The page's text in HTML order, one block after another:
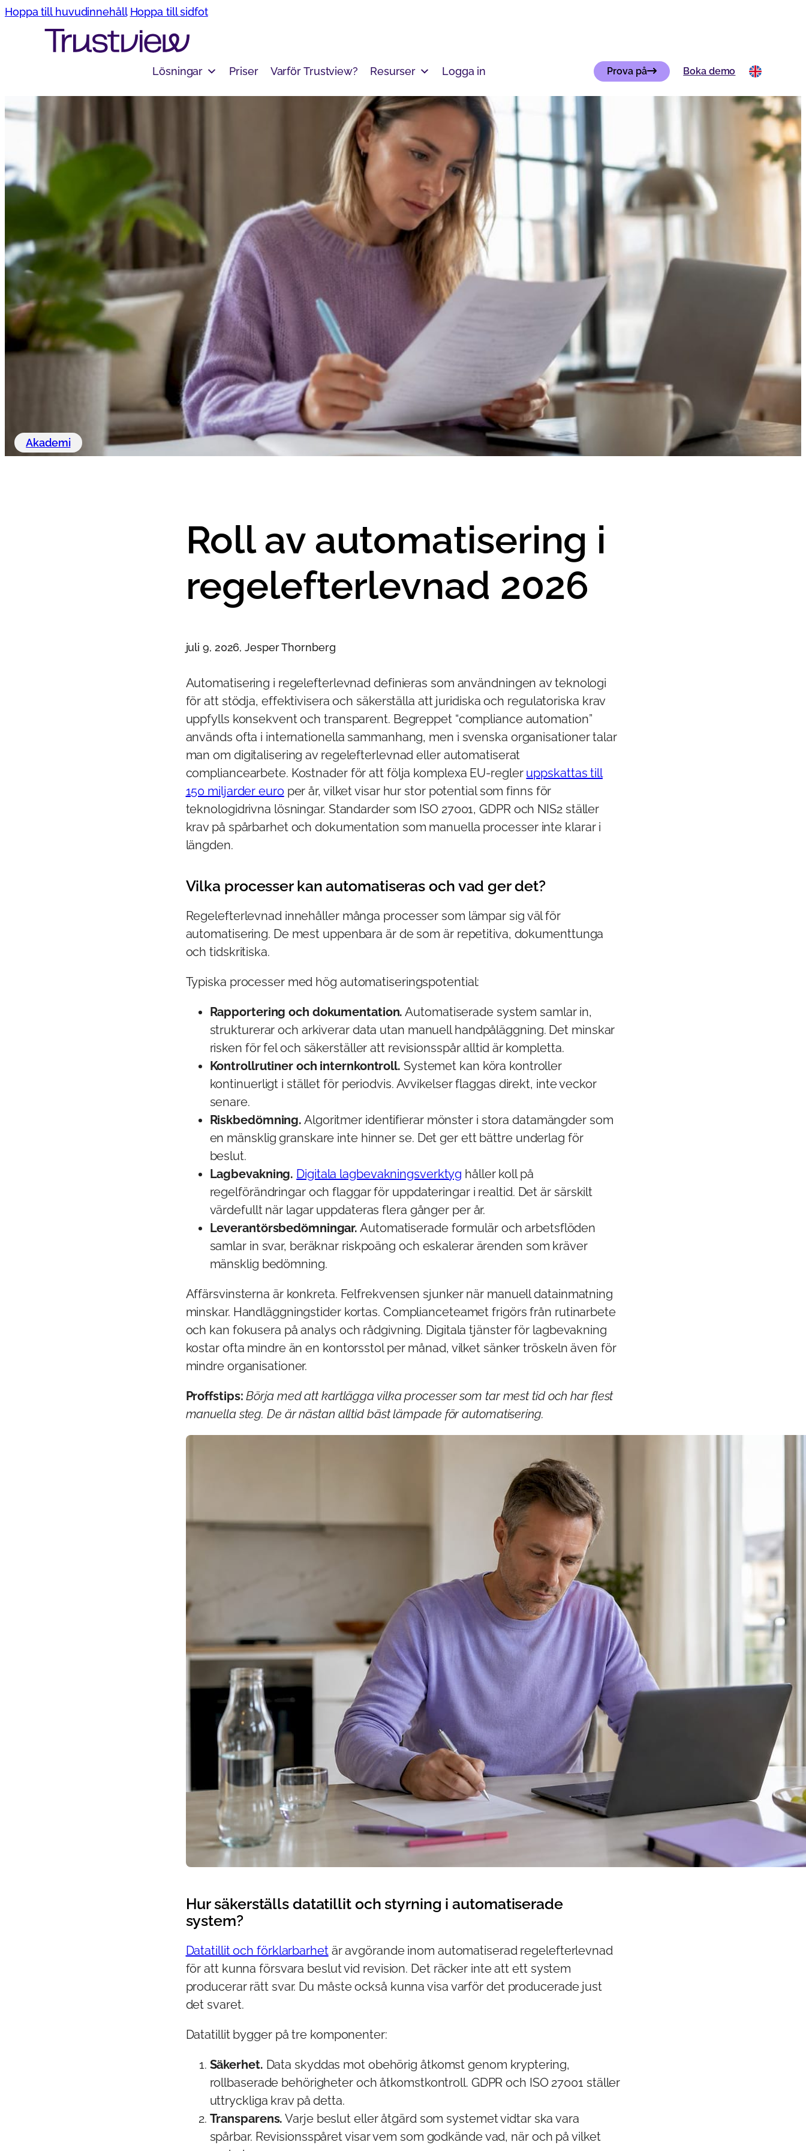
Hoppa till huvudinnehåll Hoppa till sidfot
Lösningar Priser Varför Trustview? Resurser Logga in Prova på Boka demo
Akademi
Roll av automatisering i
regelefterlevnad 2026
juli 9, 2026, Jesper Thornberg
Automatisering i regelefterlevnad definieras som användningen av teknologi
för att stödja, effektivisera och säkerställa att juridiska och regulatoriska krav
uppfylls konsekvent och transparent. Begreppet “compliance automation”
används ofta i internationella sammanhang, men i svenska organisationer talar
man om digitalisering av regelefterlevnad eller automatiserat
compliancearbete. Kostnader för att följa komplexa EU-regler uppskattas till
150 miljarder europer år, vilket visar hur stor potential som finns för
teknologidrivna lösningar. Standarder som ISO 27001, GDPR och NIS2 ställer
krav på spårbarhet och dokumentation som manuella processer inte klarar i
längden.
Vilka processer kan automatiseras och vad ger det?
Regelefterlevnad innehåller många processer som lämpar sig väl för
automatisering. De mest uppenbara är de som är repetitiva, dokumenttunga
och tidskritiska.
Typiska processer med hög automatiseringspotential:
Rapportering och dokumentation. Automatiserade system samlar in,
strukturerar och arkiverar data utan manuell handpåläggning. Det minskar
risken för fel och säkerställer att revisionsspår alltid är kompletta.
Kontrollrutiner och internkontroll. Systemet kan köra kontroller
kontinuerligt i stället för periodvis. Avvikelser flaggas direkt, inte veckor
senare.
Riskbedömning. Algoritmer identifierar mönster i stora datamängder som
en mänsklig granskare inte hinner se. Det ger ett bättre underlag för
beslut.
Lagbevakning. Digitala lagbevakningsverktyg håller koll på
regelförändringar och flaggar för uppdateringar i realtid. Det är särskilt
värdefullt när lagar uppdateras flera gånger per år.
Leverantörsbedömningar. Automatiserade formulär och arbetsflöden
samlar in svar, beräknar riskpoäng och eskalerar ärenden som kräver
mänsklig bedömning.
Affärsvinsterna är konkreta. Felfrekvensen sjunker när manuell datainmatning
minskar. Handläggningstider kortas. Complianceteamet frigörs från rutinarbete
och kan fokusera på analys och rådgivning. Digitala tjänster för lagbevakning
kostar ofta mindre än en kontorsstol per månad, vilket sänker tröskeln även för
mindre organisationer.
Proffstips: Börja med att kartlägga vilka processer som tar mest tid och har flest
manuella steg. De är nästan alltid bäst lämpade för automatisering.
Hur säkerställs datatillit och styrning i automatiserade
system?
Datatillit och förklarbarhetär avgörande inom automatiserad regelefterlevnad
för att kunna försvara beslut vid revision. Det räcker inte att ett system
producerar rätt svar. Du måste också kunna visa varför det producerade just
det svaret.
Datatillit bygger på tre komponenter:
Säkerhet. Data skyddas mot obehörig åtkomst genom kryptering,
rollbaserade behörigheter och åtkomstkontroll. GDPR och ISO 27001 ställer
uttryckliga krav på detta.
Transparens. Varje beslut eller åtgärd som systemet vidtar ska vara
spårbar. Revisionsspåret visar vem som godkände vad, när och på vilket